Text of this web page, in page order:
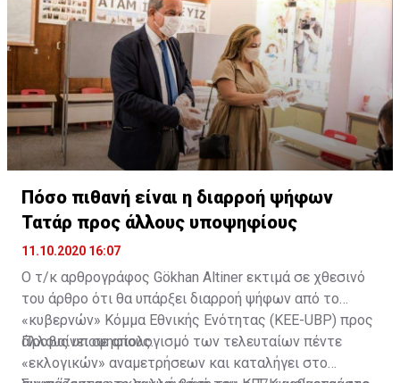
Πόσο πιθανή είναι η διαρροή ψήφων
Τατάρ προς άλλους υποψηφίους
11.10.2020 16:07
Ο τ/κ αρθρογράφος Gökhan Altiner εκτιμά σε χθεσινό
του άρθρο ότι θα υπάρξει διαρροή ψήφων από το
«κυβερνών» Κόμμα Εθνικής Ενότητας (KEE-UBP) προς
άλλους υποψηφίους.
Προβαίνει σε απολογισμό των τελευταίων πέντε
«εκλογικών» αναμετρήσεων και καταλήγει στο